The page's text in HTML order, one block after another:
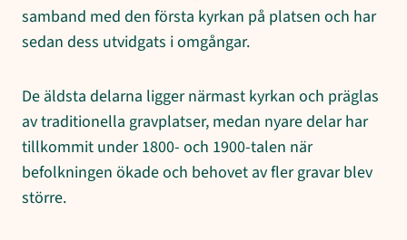
samband med den första kyrkan på platsen och har
sedan dess utvidgats i omgångar.
De äldsta delarna ligger närmast kyrkan och präglas
av traditionella gravplatser, medan nyare delar har
tillkommit under 1800- och 1900-talen när
befolkningen ökade och behovet av fler gravar blev
större.